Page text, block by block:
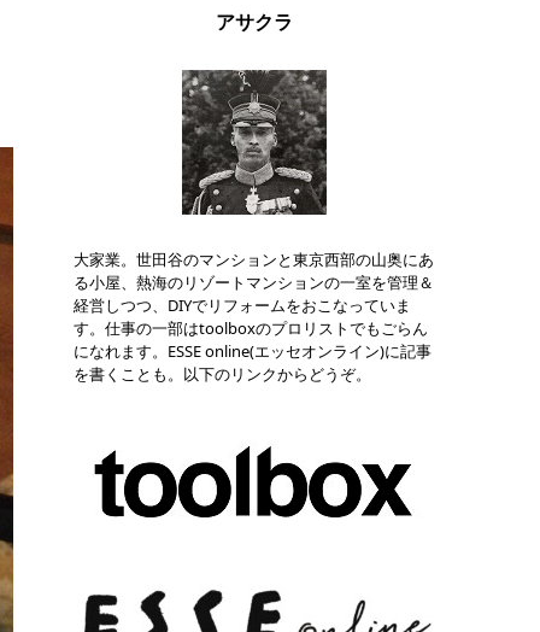
アサクラ
大家業。世田谷のマンションと東京西部の山奥にあ
る小屋、熱海のリゾートマンションの一室を管理＆
経営しつつ、DIYでリフォームをおこなっていま
す。仕事の一部はtoolboxのプロリストでもごらん
になれます。ESSE online(エッセオンライン)に記事
を書くことも。以下のリンクからどうぞ。